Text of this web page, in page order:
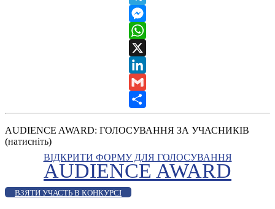
Telegram
Messenger
WhatsApp
X
LinkedIn
Gmail
Share
AUDIENCE AWARD: ГОЛОСУВАННЯ ЗА УЧАСНИКІВ
(натисніть)
ВІДКРИТИ ФОРМУ ДЛЯ ГОЛОСУВАННЯ
AUDIENCE AWARD
ВЗЯТИ УЧАСТЬ В КОНКУРСІ